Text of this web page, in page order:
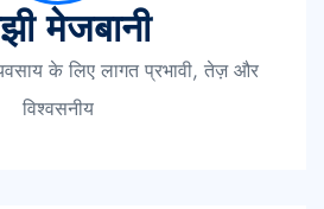
मेजबानी
के लिए लागत प्रभावी, तेज़ और
विश्वसनीय